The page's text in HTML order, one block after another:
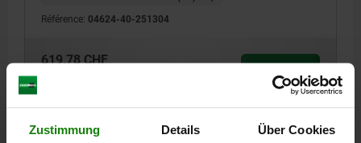
Zustimmung Details Über Cookies
Référence: 04624-40-251304
619,78 CHF
04624-40 C